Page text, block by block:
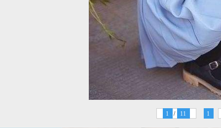
1 / 11 1